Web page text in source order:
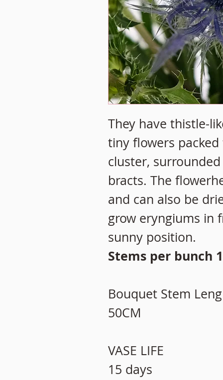
They have thistle-
tiny flowers
cluster,
bracts. The
and can also be
grow eryngiums in
sunny position.
Stems per bunch
Bouquet Stem
50CM
VASE LIFE
15 days